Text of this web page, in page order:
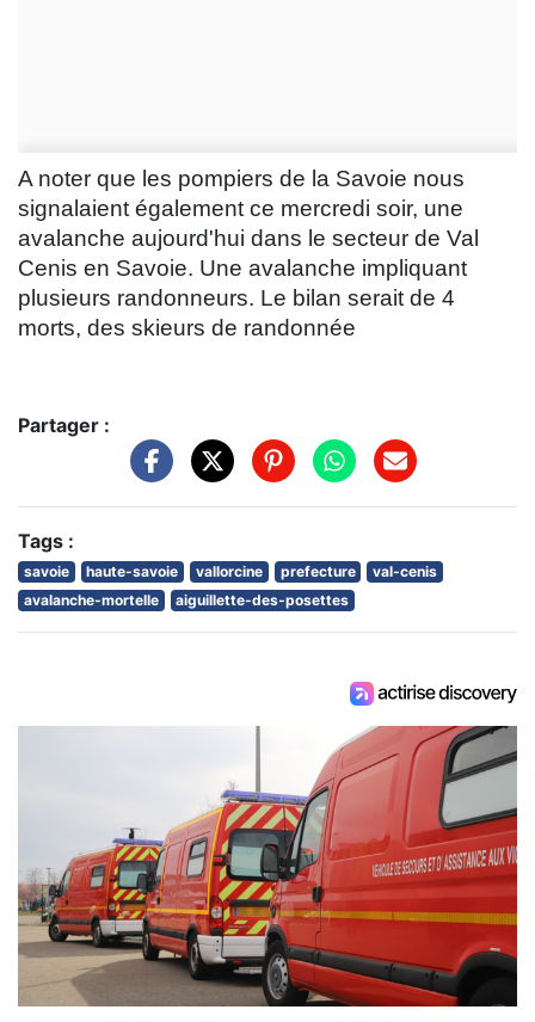
A noter que les pompiers de la Savoie nous
signalaient également ce mercredi soir, une
avalanche aujourd'hui dans le secteur de Val
Cenis en Savoie. Une avalanche impliquant
plusieurs randonneurs. Le bilan serait de 4
morts, des skieurs de randonnée
Partager :
Tags :
savoie haute-savoie vallorcine prefecture
val-cenis
avalanche-mortelle
aiguillette-des-posettes